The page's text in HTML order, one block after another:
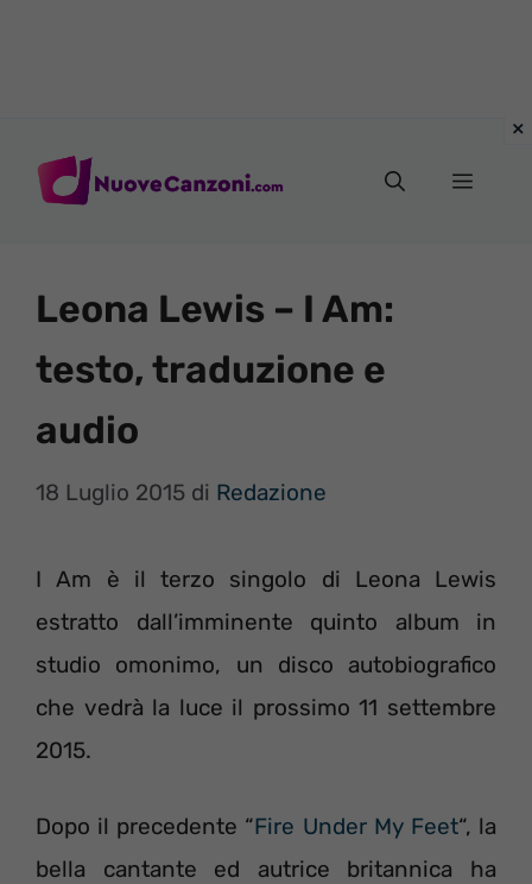
Menu
Leona Lewis – I Am:
testo, traduzione e
audio
18 Luglio 2015 di Redazione
I Am è il terzo singolo di Leona Lewis
estratto dall’imminente quinto album in
studio omonimo, un disco autobiografico
che vedrà la luce il prossimo 11 settembre
2015.
Dopo il precedente “Fire Under My Feet“, la
bella cantante ed autrice britannica ha